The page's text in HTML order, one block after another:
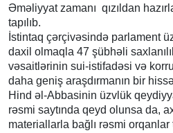
Əməliyyat zamanı qızıldan
tapılıb.
İstintaq çərçivəsində parlament
daxil olmaqla 47 şübhəli
vəsaitlərinin sui-istifadəsi və
daha geniş araşdırmanın bir
Hind əl-Abbasinin üzvlük
rəsmi saytında qeyd olunsa da,
materiallarla bağlı rəsmi